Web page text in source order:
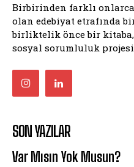
Birbirinden farklı
olan edebiyat etrafında
birliktelik önce bir kitaba,
sosyal sorumluluk
SON YAZILAR
Var Mısın Yok Musun?